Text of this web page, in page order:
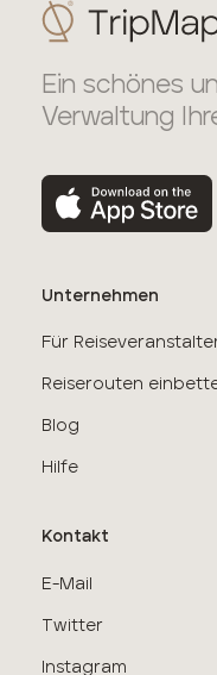
Ein schönes
Verwaltung
Unternehmen
Für
Reiserouten
Blog
Hilfe
Kontakt
E-Mail
Twitter
Instagram